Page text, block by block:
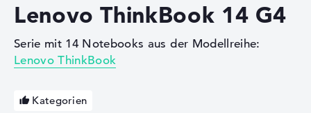
Deals
Merkzettel
Lenovo ThinkBook 14 G4
Serie mit 14 Notebooks aus der Modellreihe:
Lenovo ThinkBook
Kategorien